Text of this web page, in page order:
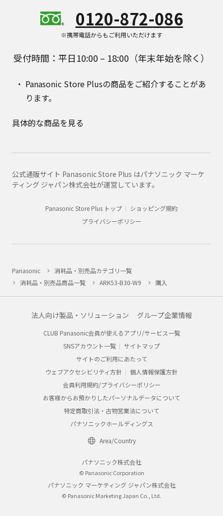
0120-872-086
※携帯電話からもご利用いただけます
受付時間：平日10:00 – 18:00（年末年始を除く）
Panasonic Store Plusの商品をご紹介することがあ
ります。
具体的な商品を見る
公式通販サイト Panasonic Store Plus はパナソニック マーケ
ティング ジャパン株式会社が運営しています。
Panasonic Store Plus トップ
ショッピング規約
プライバシーポリシー
Panasonic
消耗品・別売品カテゴリ一覧
消耗品・別売品商品一覧
ARK53-B30-W9 購入
法人向け製品・ソリューション グループ企業情報
CLUB Panasonic会員が使えるアプリ/サービス一覧
SNSアカウント一覧
サイトマップ
サイトのご利用にあたって
ウェブアクセシビリティ方針
個人情報保護方針
会員利用規約/プライバシーポリシー
お客様からお預かりしたパーソナルデータについて
特定商取引法・古物営業法について
パナソニックホールディングス
Area/Country
パナソニック株式会社
© Panasonic Corporation
パナソニック マーケティング ジャパン株式会社
© Panasonic Marketing Japan Co., Ltd.